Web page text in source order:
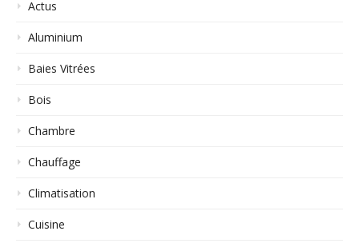
Actus
Aluminium
Baies Vitrées
Bois
Chambre
Chauffage
Climatisation
Cuisine